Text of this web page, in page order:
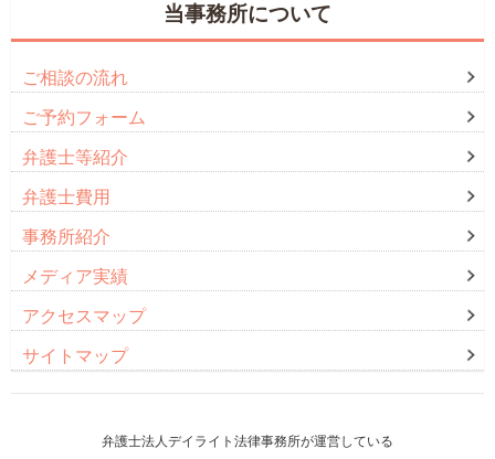
当事務所について
ご相談の流れ
ご予約フォーム
弁護士等紹介
弁護士費用
事務所紹介
メディア実績
アクセスマップ
サイトマップ
弁護士法人デイライト法律事務所が運営している